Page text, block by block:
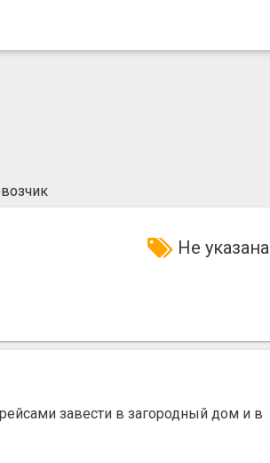
Не указана
завести в загородный дом и в